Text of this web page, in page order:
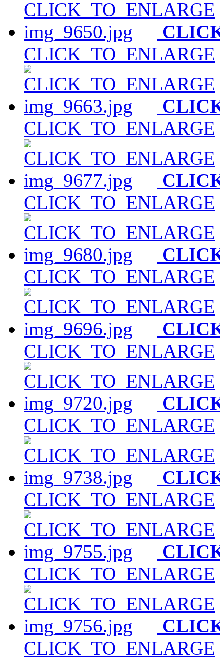
CLICK_TO_ENLARGE
CLICK_TO_ENLARGE
CLICK_TO_ENLARGE
CLICK_TO_ENLARGE
CLICK_TO_ENLARGE
CLICK_TO_ENLARGE
CLICK_TO_ENLARGE
CLICK_TO_ENLARGE
CLICK_TO_ENLARGE